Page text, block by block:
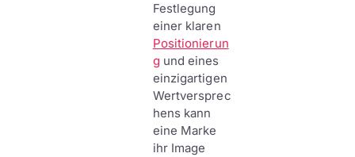
Festlegung
einer klaren
Positionierun
g und eines
einzigartigen
Wertversprec
hens kann
eine Marke
ihr Image